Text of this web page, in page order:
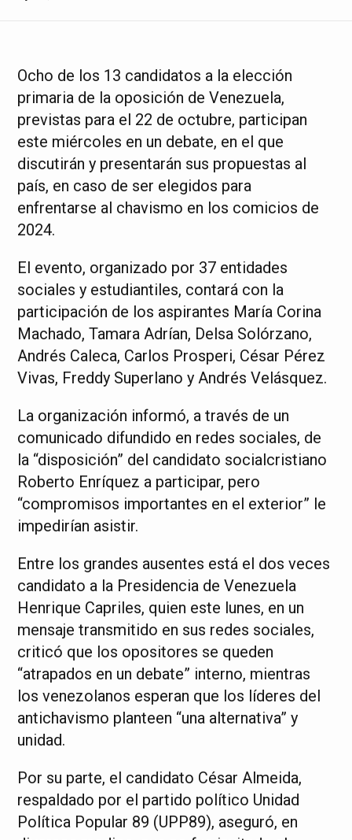
Ocho de los 13 candidatos a la elección
primaria de la oposición de Venezuela,
previstas para el 22 de octubre, participan
este miércoles en un debate, en el que
discutirán y presentarán sus propuestas al
país, en caso de ser elegidos para
enfrentarse al chavismo en los comicios de
2024.
El evento, organizado por 37 entidades
sociales y estudiantiles, contará con la
participación de los aspirantes María Corina
Machado, Tamara Adrían, Delsa Solórzano,
Andrés Caleca, Carlos Prosperi, César Pérez
Vivas, Freddy Superlano y Andrés Velásquez.
La organización informó, a través de un
comunicado difundido en redes sociales, de
la “disposición” del candidato socialcristiano
Roberto Enríquez a participar, pero
“compromisos importantes en el exterior” le
impedirían asistir.
Entre los grandes ausentes está el dos veces
candidato a la Presidencia de Venezuela
Henrique Capriles, quien este lunes, en un
mensaje transmitido en sus redes sociales,
criticó que los opositores se queden
“atrapados en un debate” interno, mientras
los venezolanos esperan que los líderes del
antichavismo planteen “una alternativa” y
unidad.
Por su parte, el candidato César Almeida,
respaldado por el partido político Unidad
Política Popular 89 (UPP89), aseguró, en